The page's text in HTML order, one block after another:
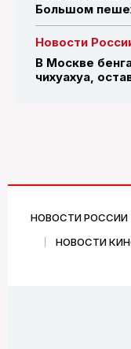
Большом
Новости
В Москве
чихуахуа,
НОВОСТИ РОССИИ
НОВОСТИ